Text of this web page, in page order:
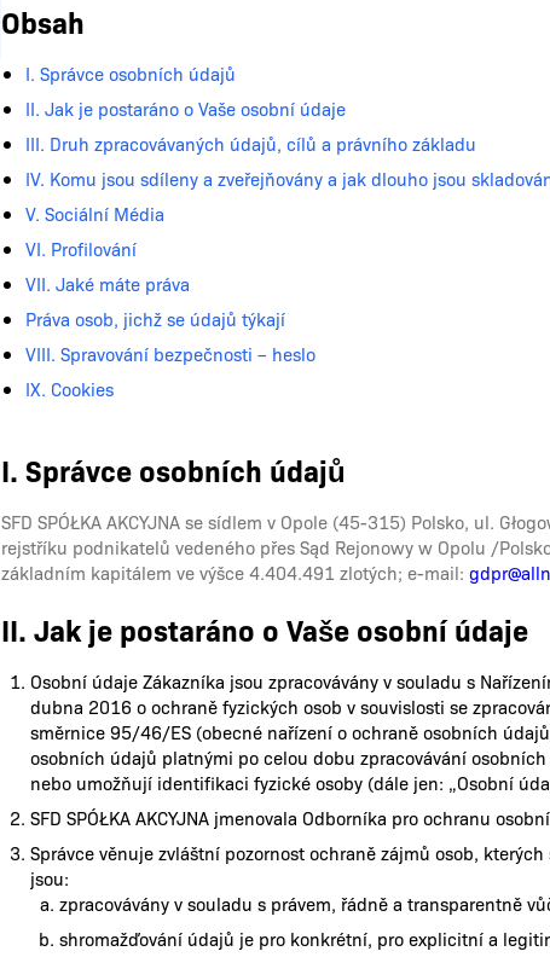
Obsah
I. Správce osobních údajů
II. Jak je postaráno o Vaše osobní údaje
III. Druh zpracovávaných údajů, cílů a právního základu
IV. Komu jsou sdíleny a zveřejňovány a jak dlouho jsou
V. Sociální Média
VI. Profilování
VII. Jaké máte práva
Práva osob, jichž se údajů týkají
VIII. Spravování bezpečnosti – heslo
IX. Cookies
I. Správce osobních údajů
SFD SPÓŁKA AKCYJNA se sídlem v Opole (45-315) Polsko, ul.
rejstříku podnikatelů vedeného přes Sąd Rejonowy w Opolu /
základním kapitálem ve výšce 4.404.491 zlotých; e-mail:
II. Jak je postaráno o Vaše osobní údaje
Osobní údaje Zákazníka jsou zpracovávány v souladu s
dubna 2016 o ochraně fyzických osob v souvislosti se
směrnice 95/46/ES (obecné nařízení o ochraně osobních
osobních údajů platnými po celou dobu zpracovávání
nebo umožňují identifikaci fyzické osoby (dále jen: „Osobní
SFD SPÓŁKA AKCYJNA jmenovala Odborníka pro ochranu
Správce věnuje zvláštní pozornost ochraně zájmů osob,
jsou:
zpracovávány v souladu s právem, řádně a transparentně
shromažďování údajů je pro konkrétní, pro explicitní a